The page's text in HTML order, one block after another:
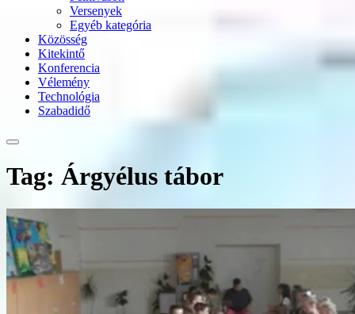
Versenyek
Egyéb kategória
Közösség
Kitekintő
Konferencia
Vélemény
Technológia
Szabadidő
Tag: Árgyélus tábor